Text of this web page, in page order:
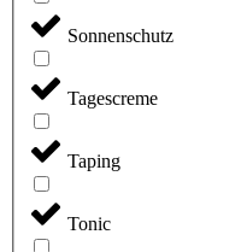
Sonnenschutz
Tagescreme
Taping
Tonic